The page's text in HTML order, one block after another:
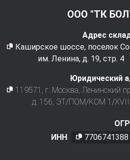
ООО "ТК
Адрес
Каширское шоссе, поселок
им. Ленина, д. 19, стр. 4
Юридический
119571
, г. Москва Ленинский
д. 156, ЭТ/ПОМ/КОМ 1/
ИНН
7706741388